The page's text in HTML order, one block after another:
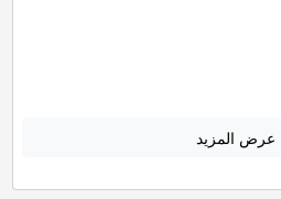
عرض المزيد